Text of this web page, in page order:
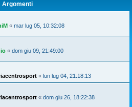
Argomenti
« mar lug 05, 10:32:08
« dom giu 09, 21:49:00
« lun lug 04, 21:18:13
« dom giu 26, 18:22:38